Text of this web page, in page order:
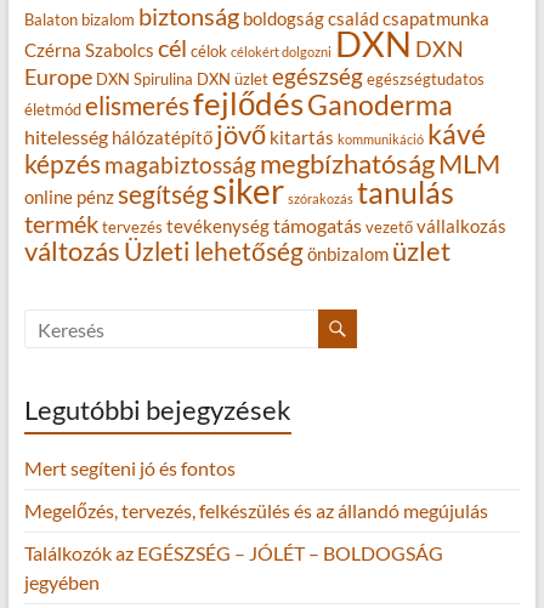
Balaton bizalom biztonság boldogságcsaládcsapatmunka
Czérna Szabolcs cél célok célokért dolgozni DXNDXN
Europe DXN Spirulina DXN üzlet egészség egészségtudatos
életmód elismerésfejlődésGanoderma
hitelesség hálózatépítő jövő kitartás kommunikáció kávé
képzésmagabiztosságmegbízhatóságMLM
online pénzsegítségsiker szórakozás tanulás
termék tervezés tevékenységtámogatás vezető vállalkozás
változás Üzleti lehetőségönbizalom üzlet
Legutóbbi bejegyzések
Mert segíteni jó és fontos
Megelőzés, tervezés, felkészülés és az állandó megújulás
Találkozók az EGÉSZSÉG – JÓLÉT – BOLDOGSÁG
jegyében